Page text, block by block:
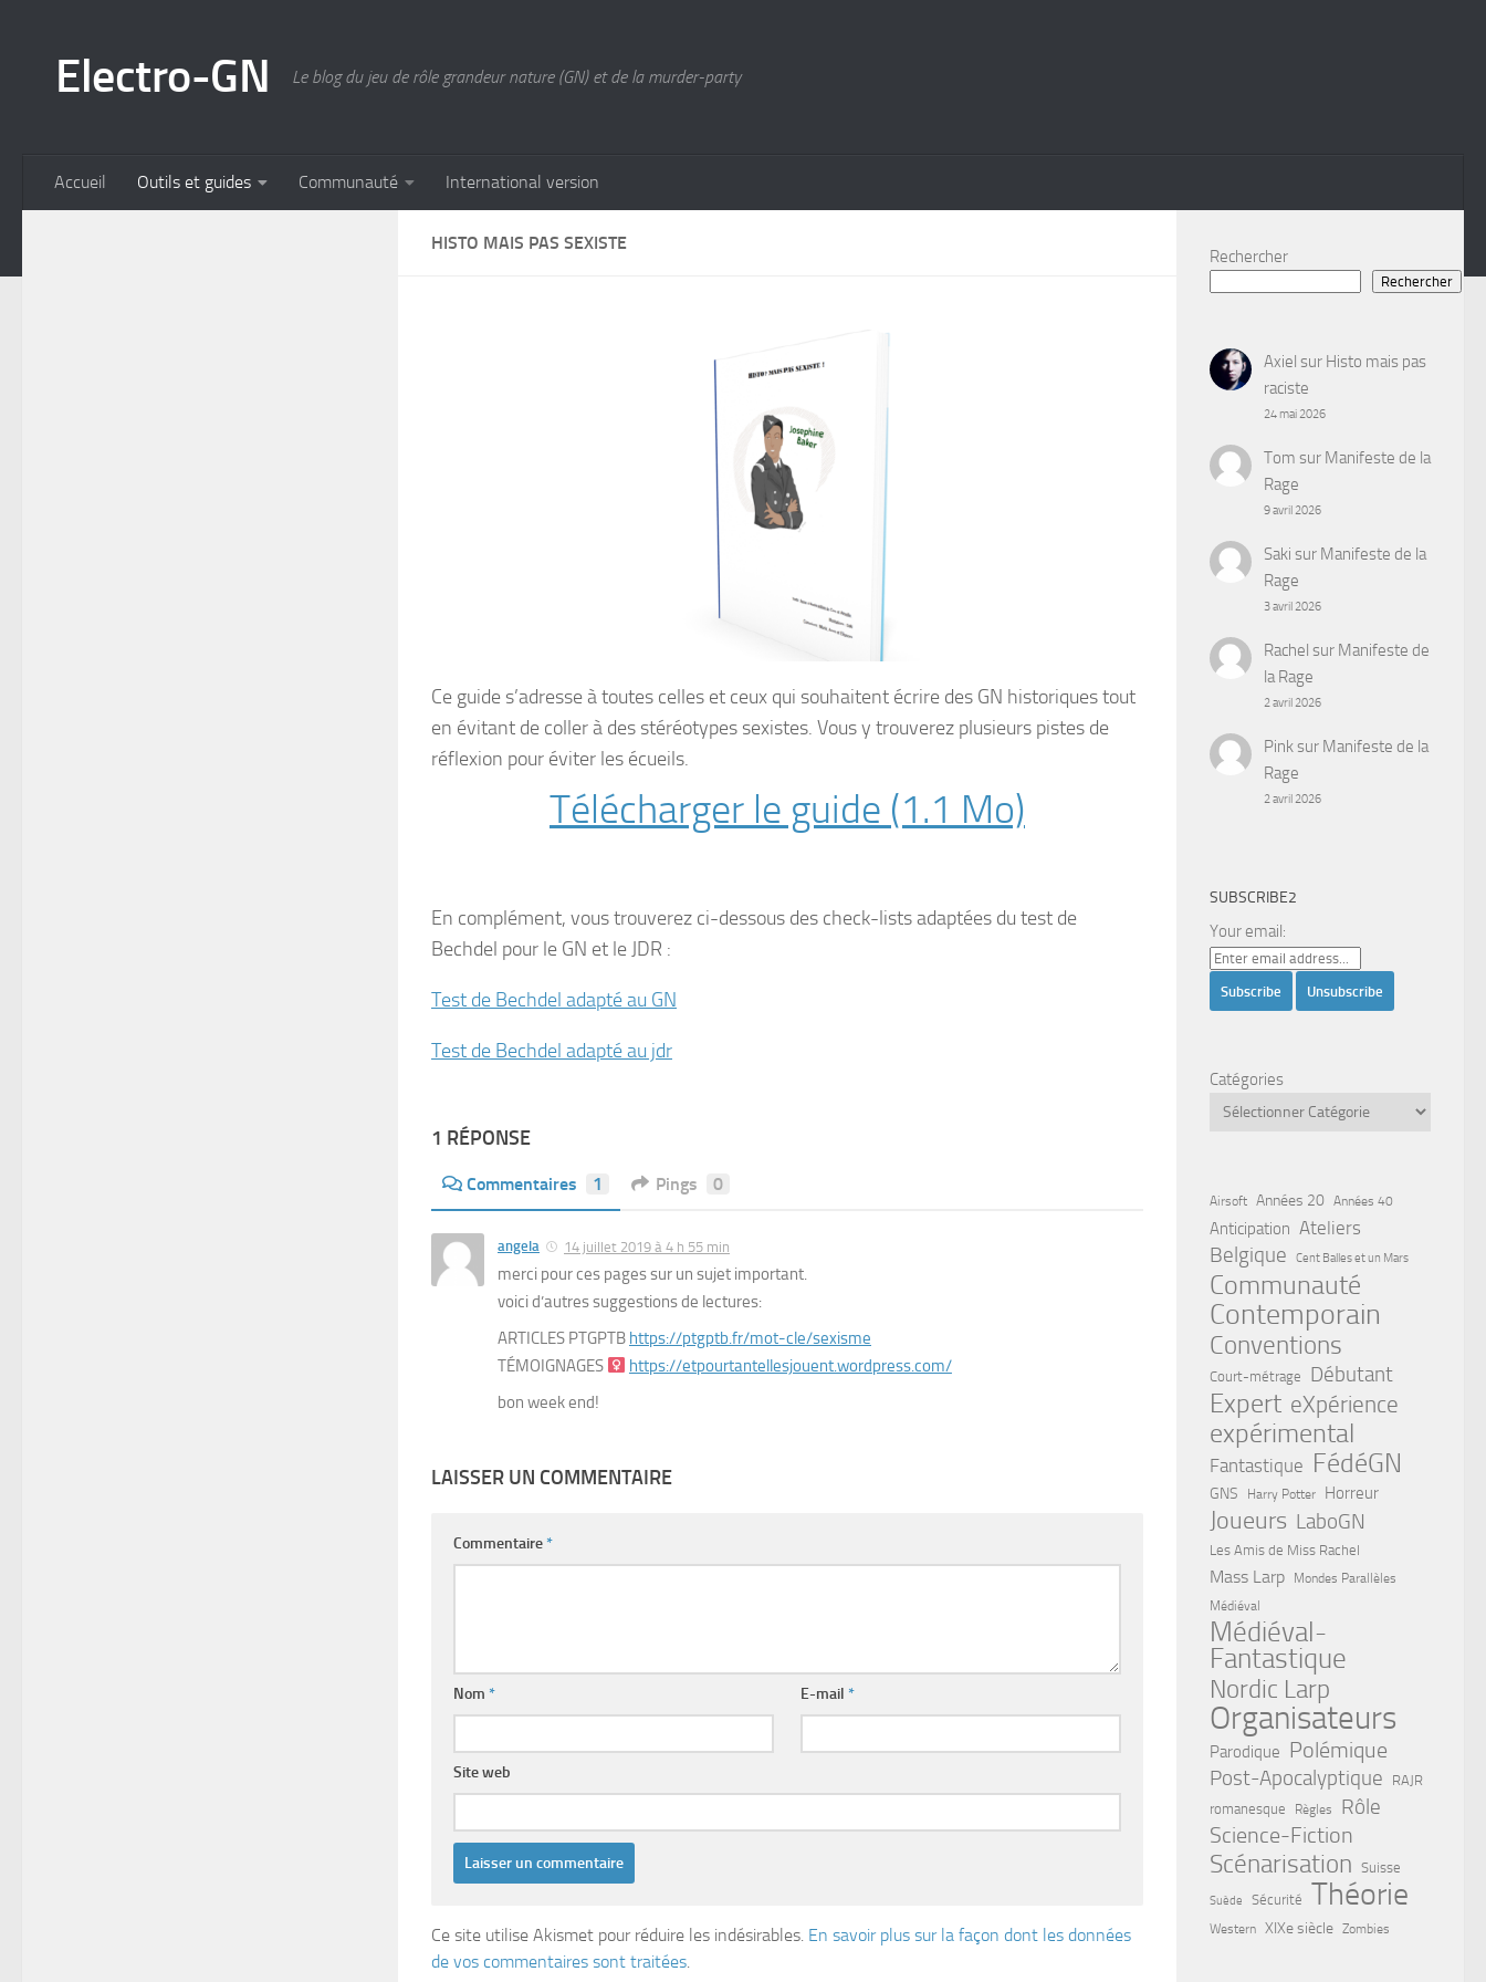
Electro-GN Le blog du jeu de rôle grandeur nature (GN) et de la murder-party
Accueil Outils et guides Communauté International version
HISTO MAIS PAS SEXISTE
Ce guide s’adresse à toutes celles et ceux qui souhaitent écrire des GN historiques tout
en évitant de coller à des stéréotypes sexistes. Vous y trouverez plusieurs pistes de
réflexion pour éviter les écueils.
Télécharger le guide (1.1 Mo)
En complément, vous trouverez ci-dessous des check-lists adaptées du test de
Bechdel pour le GN et le JDR :
Test de Bechdel adapté au GN
Test de Bechdel adapté au jdr
1 RÉPONSE
Commentaires 1 Pings 0
angela 14 juillet 2019 à 4 h 55 min
merci pour ces pages sur un sujet important.
voici d’autres suggestions de lectures:
ARTICLES PTGPTB https://ptgptb.fr/mot-cle/sexisme
TÉMOIGNAGES
https://etpourtantellesjouent.wordpress.com/
bon week end!
LAISSER UN COMMENTAIRE
Commentaire*
Nom * E-mail*
Site web
Ce site utilise Akismet pour réduire les indésirables. En savoir plus sur la façon dont les données
de vos commentaires sont traitées.
Rechercher
Rechercher
Axiel sur Histo mais pas
raciste
24 mai 2026
Tom sur Manifeste de la
Rage
9 avril 2026
Saki sur Manifeste de la
Rage
3 avril 2026
Rachel sur Manifeste de
la Rage
2 avril 2026
Pinksur Manifeste de la
Rage
2 avril 2026
SUBSCRIBE2
Your email:
Catégories
Airsoft Années 20 Années 40
Anticipation Ateliers
Belgique Cent Balles et un Mars
Communauté
Contemporain
Conventions
Court-métrage Débutant
Expert eXpérience
expérimental
Fantastique FédéGN
GNS Harry Potter Horreur
Joueurs LaboGN
Les Amis de Miss Rachel
Mass Larp
Mondes Parallèles
Médiéval
Médiéval-
Fantastique
Nordic Larp
Organisateurs
Parodique Polémique
Post-Apocalyptique
RAJR
romanesque
Règles
Rôle
Science-Fiction
Scénarisation Suisse
Suède Sécurité Théorie
Western XIXe siècle Zombies